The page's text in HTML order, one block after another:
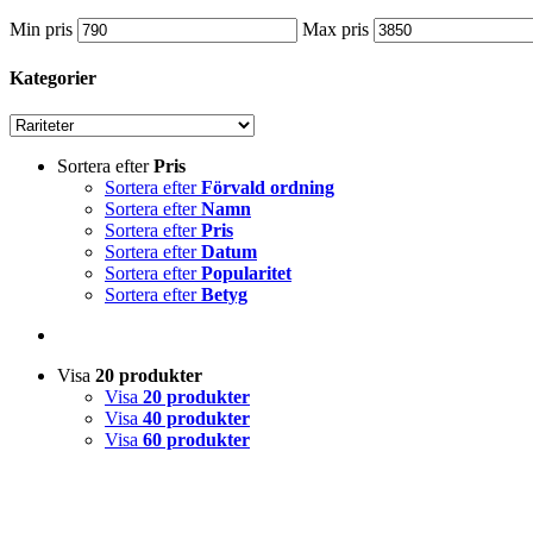
Min pris Max pris
Kategorier
Sortera efterPris
Sortera efterFörvald ordning
Sortera efterNamn
Sortera efterPris
Sortera efterDatum
Sortera efterPopularitet
Sortera efterBetyg
Visa 20 produkter
Visa 20 produkter
Visa 40 produkter
Visa 60 produkter